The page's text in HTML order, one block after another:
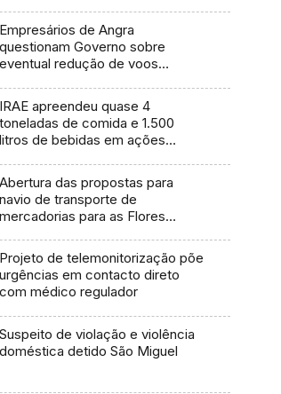
Empresários de Angra
questionam Governo sobre
eventual redução de voos
IRAE apreendeu quase 4
toneladas de comida e 1.500
litros de bebidas em ações
Abertura das propostas para
navio de transporte de
mercadorias para as Flores
Projeto de telemonitorização põe
urgências em contacto direto
com médico regulador
Suspeito de violação e violência
doméstica detido São Miguel